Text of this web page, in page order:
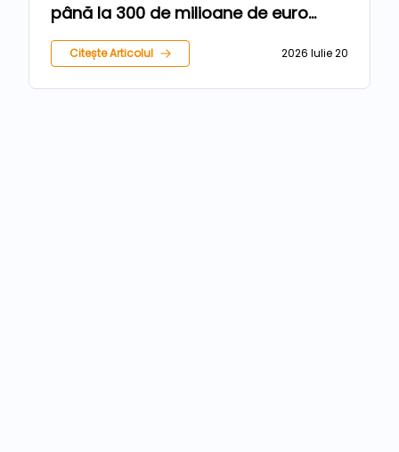
până la 300 de milioane de euro
care poate schimba viitorul
zootehniei românești
Citește Articolul 2026 Iulie 20